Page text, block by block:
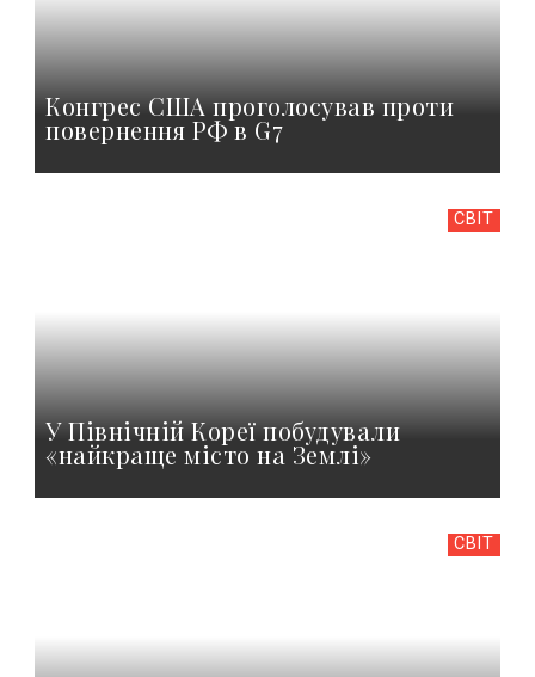
Конгрес США проголосував проти
повернення РФ в G7
СВІТ
У Північній Кореї побудували
«найкраще місто на Землі»
СВІТ